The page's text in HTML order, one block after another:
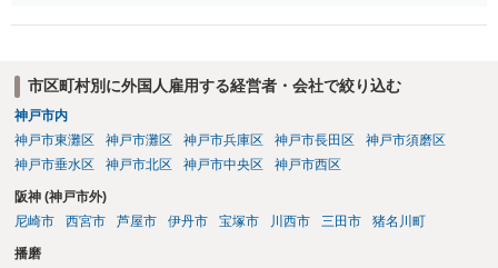
市区町村別に外国人雇用する経営者・会社で絞り込む
神戸市内
神戸市東灘区
神戸市灘区 神戸市兵庫区 神戸市長田区
神戸市須磨区
神戸市垂水区
神戸市北区 神戸市中央区 神戸市西区
阪神 (神戸市外)
尼崎市
西宮市 芦屋市 伊丹市 宝塚市 川西市 三田市 猪名川町
播磨